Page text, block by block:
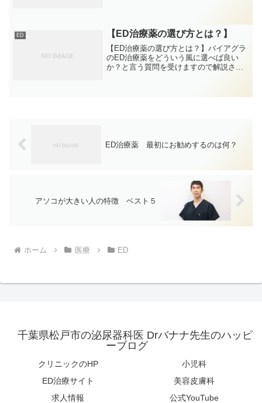
ED 【ED治療薬の選び方とは？】
【ED治療薬の選び方とは？】バイアグラ
のED治療薬をどういう風に選べば良い
か？と言う質問を受けますので解説させ
ED治療薬 最初にお勧めするのは何？
アソコが大きい人の特徴 ベスト５
ホーム 医療 ED
千葉県松戸市の泌尿器科医 Drバナナ先生のハッピ
ーブログ
クリニックのHP
小児科
ED治療サイト
美容皮膚科
求人情報
公式YouTube